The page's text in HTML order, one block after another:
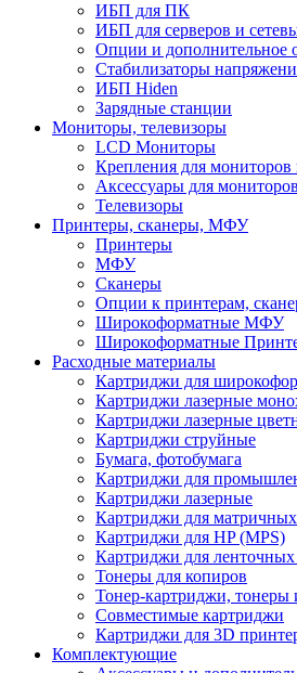
ИБП для ПК
ИБП для серверов и
Опции и дополнительное
Стабилизаторы
ИБП Hiden
Зарядные станции
Мониторы, телевизоры
LCD Мониторы
Крепления для
Аксессуары для
Телевизоры
Принтеры, сканеры, МФУ
Принтеры
МФУ
Сканеры
Опции к принтерам,
Широкоформатные МФУ
Широкоформатные
Расходные материалы
Картриджи для
Картриджи лазерные
Картриджи лазерные
Картриджи струйные
Бумага, фотобумага
Картриджи для
Картриджи лазерные
Картриджи для
Картриджи для HP (MPS)
Картриджи для
Тонеры для копиров
Тонер-картриджи, тонеры
Совместимые картриджи
Картриджи для 3D
Комплектующие